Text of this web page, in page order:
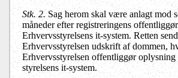
Stk. 2.Sag herom skal være anlagt mod
måneder efter registreringens
Erhvervsstyrelsens it-system. Retten
Erhvervsstyrelsen udskrift af dommen,
Erhvervsstyrelsen offentliggør oplysning
styrelsens it-system.